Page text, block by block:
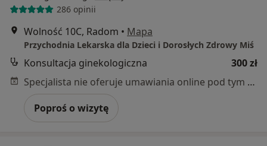
286 opinii
Wolność 10C, Radom • Mapa
Przychodnia Lekarska dla Dzieci i Dorosłych Zdrowy Miś
Konsultacja ginekologiczna
300 zł
Specjalista nie oferuje umawiania online pod tym adresem.
Poproś o wizytę